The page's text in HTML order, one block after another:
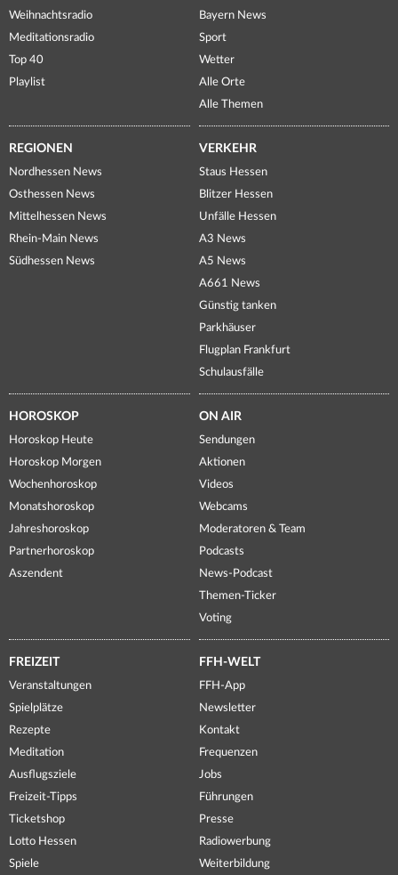
Weihnachtsradio
Meditationsradio
Top 40
Playlist
Bayern News
Sport
Wetter
Alle Orte
Alle Themen
REGIONEN
Nordhessen News
Osthessen News
Mittelhessen News
Rhein-Main News
Südhessen News
VERKEHR
Staus Hessen
Blitzer Hessen
Unfälle Hessen
A3 News
A5 News
A661 News
Günstig tanken
Parkhäuser
Flugplan Frankfurt
Schulausfälle
HOROSKOP
Horoskop Heute
Horoskop Morgen
Wochenhoroskop
Monatshoroskop
Jahreshoroskop
Partnerhoroskop
Aszendent
ON AIR
Sendungen
Aktionen
Videos
Webcams
Moderatoren & Team
Podcasts
News-Podcast
Themen-Ticker
Voting
FREIZEIT
Veranstaltungen
Spielplätze
Rezepte
Meditation
Ausflugsziele
Freizeit-Tipps
Ticketshop
Lotto Hessen
Spiele
FFH-WELT
FFH-App
Newsletter
Kontakt
Frequenzen
Jobs
Führungen
Presse
Radiowerbung
Weiterbildung